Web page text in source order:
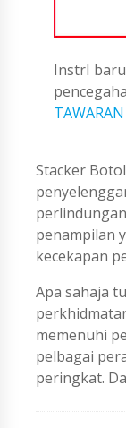
InstrI
Stacker
penampilan
kecekapan
Apa sahaja
memenuhi
pelbagai
peringkat.